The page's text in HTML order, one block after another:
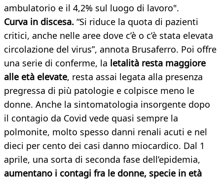
ambulatorio e il 4,2% sul luogo di lavoro".
Curva in discesa. “Si riduce la quota di pazienti
critici, anche nelle aree dove c’è o c’è stata elevata
circolazione del virus”, annota Brusaferro. Poi offre
una serie di conferme, la letalità resta maggiore
alle età elevate, resta assai legata alla presenza
pregressa di più patologie e colpisce meno le
donne. Anche la sintomatologia insorgente dopo
il contagio da Covid vede quasi sempre la
polmonite, molto spesso danni renali acuti e nel
dieci per cento dei casi danno miocardico. Dal 1
aprile, una sorta di seconda fase dell’epidemia,
aumentano i contagi fra le donne, specie in età